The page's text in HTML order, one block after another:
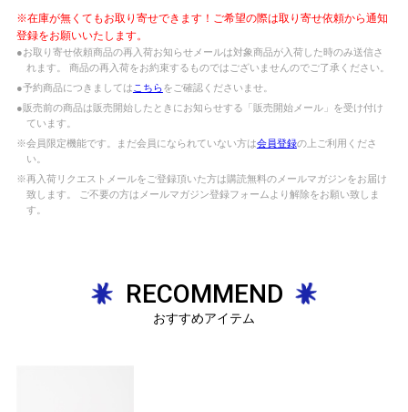
※在庫が無くてもお取り寄せできます！ご希望の際は取り寄せ依頼から通知
登録をお願いいたします。
●お取り寄せ依頼商品の再入荷お知らせメールは対象商品が入荷した時のみ送信さ
れます。 商品の再入荷をお約束するものではございませんのでご了承ください。
●予約商品につきましては こちらをご確認くださいませ。
●販売前の商品は販売開始したときにお知らせする「販売開始メール」を受け付け
ています。
※会員限定機能です。まだ会員になられていない方は会員登録の上ご利用くださ
い。
※再入荷リクエストメールをご登録頂いた方は購読無料のメールマガジンをお届け
致します。 ご不要の方はメールマガジン登録フォームより解除をお願い致しま
す。
RECOMMEND
おすすめアイテム